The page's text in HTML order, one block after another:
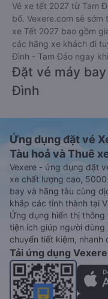
Vé xe tết 2027 từ Tam
bố. Vexere.com sẽ
xe Tết 2027 bao gồm
các hãng xe khách đi
Đình - Tam Đảo ngay
Đặt vé máy
Đình
Ứng dụng đặt vé
Tàu hoả và Thuê
Vexere - ứng dụng đặt
xe chất lượng cao,
bay và hãng tàu cùng
khắp các tỉnh thành tại
Ứng dụng hiển thị
tiện ích giúp người dùng
chuyển tiết kiệm, nhanh
Tải ứng dụng